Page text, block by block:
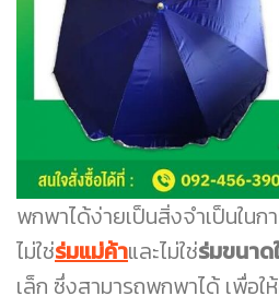
พกพาได้ง่ายเป็นสิ่งจำเป็นในก
ไม่ใช่ร่มแม่ค้าและไม่ใช่ร่มขนา
เล็ก ซึ่งสามารถพกพาได้ เพื่อใ